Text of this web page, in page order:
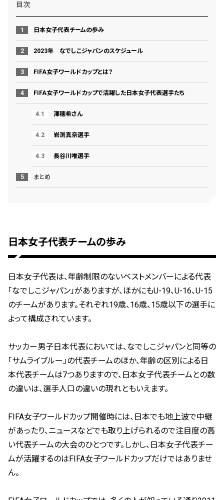
目次
日本女子代表チームの歩み
2023年 なでしこジャパンのスケジュール
FIFA女子ワールドカップとは？
FIFA女子ワールドカップで活躍した日本女子代表選手たち
澤穂希さん
岩渕真奈選手
長谷川唯選手
まとめ
日本女子代表チームの歩み
日本女子代表は、年齢制限のないベストメンバーによる代表
「なでしこジャパン」がありますが、ほかにもU-19、U-16、U-15
のチームがあります。それぞれ19歳、16歳、15歳以下の選手に
よって構成されています。
サッカー男子日本代表においては、なでしこジャパンと同等の
「サムライブルー」の代表チームのほか、年齢の区別による日
本代表チームは7つありますので、日本女子代表チームとの数
の違いは、選手人口の違いの現れともいえます。
FIFA女子ワールドカップ開催時には、日本でも地上波で中継
があったり、ニュースなどでも取り上げられるので注目度の高
い代表チームの大会のひとつです。しかし、日本女子代表チー
ムが活躍するのはFIFA女子ワールドカップだけではありませ
ん。